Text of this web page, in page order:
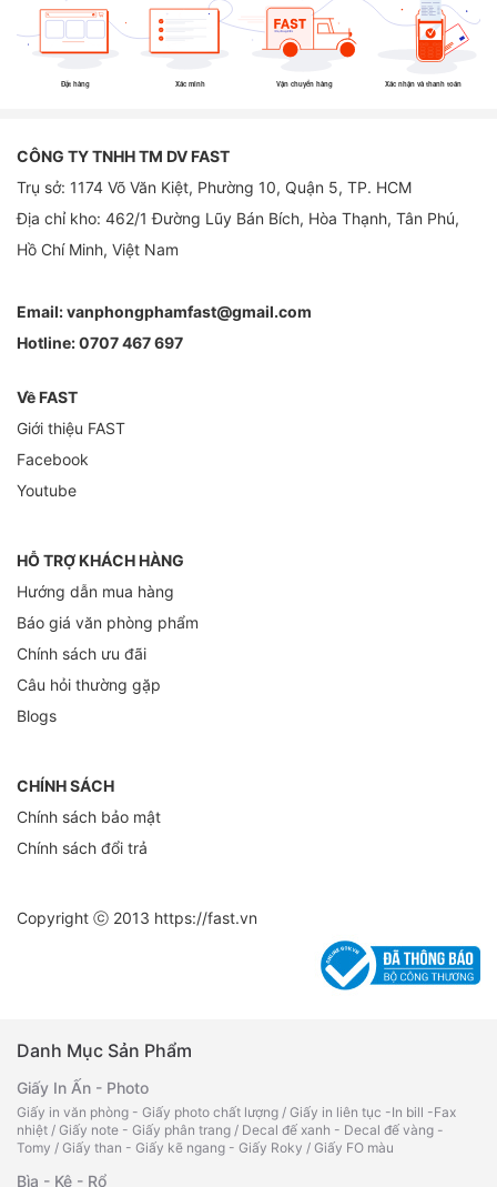
Đặt hàng Xác minh Vận chuyển hàng Xác nhận và thanh toán
CÔNG TY TNHH TM DV FAST
Trụ sở: 1174 Võ Văn Kiệt, Phường 10, Quận 5, TP. HCM
Địa chỉ kho: 462/1 Đường Lũy Bán Bích, Hòa Thạnh, Tân Phú,
Hồ Chí Minh, Việt Nam
Email:vanphongphamfast@gmail.com
Hotline:0707 467 697
Về FAST
Giới thiệu FAST
Facebook
Youtube
HỖ TRỢ KHÁCH HÀNG
Hướng dẫn mua hàng
Báo giá văn phòng phẩm
Chính sách ưu đãi
Câu hỏi thường gặp
Blogs
CHÍNH SÁCH
Chính sách bảo mật
Chính sách đổi trả
Copyright ⓒ 2013 https://fast.vn
Danh Mục Sản Phẩm
Giấy In Ấn - Photo
Giấy in văn phòng - Giấy photo chất lượng / Giấy in liên tục -In bill -Fax
nhiệt / Giấy note - Giấy phân trang / Decal đế xanh - Decal đế vàng -
Tomy / Giấy than - Giấy kẽ ngang - Giấy Roky / Giấy FO màu
Bìa - Kệ - Rổ